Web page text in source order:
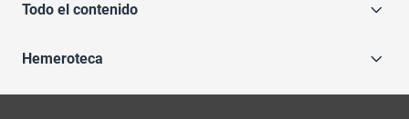
Todo el contenido
Hemeroteca